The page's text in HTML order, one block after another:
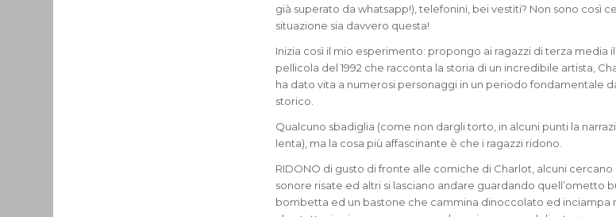
già superato da whatsapp!), telefonini, bei vestiti? Non sono così
situazione sia davvero questa!
Inizia così il mio esperimento: propongo ai ragazzi di terza media il
pellicola del 1992 che racconta la storia di un incredibile artista,
ha dato vita a numerosi personaggi in un periodo fondamentale
storico.
Qualcuno sbadiglia (come non dargli torto, in alcuni punti la
lenta), ma la cosa più affascinante è che i ragazzi ridono.
RIDONO di gusto di fronte alle comiche di Charlot, alcuni
sonore risate ed altri si lasciano andare guardando quell’ometto
bombetta ed un bastone che cammina dinoccolato ed inciampa